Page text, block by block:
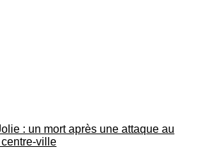
: un mort après une attaque au
ville